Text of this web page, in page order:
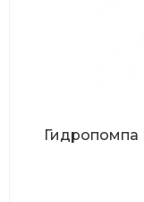
Гидропомпа